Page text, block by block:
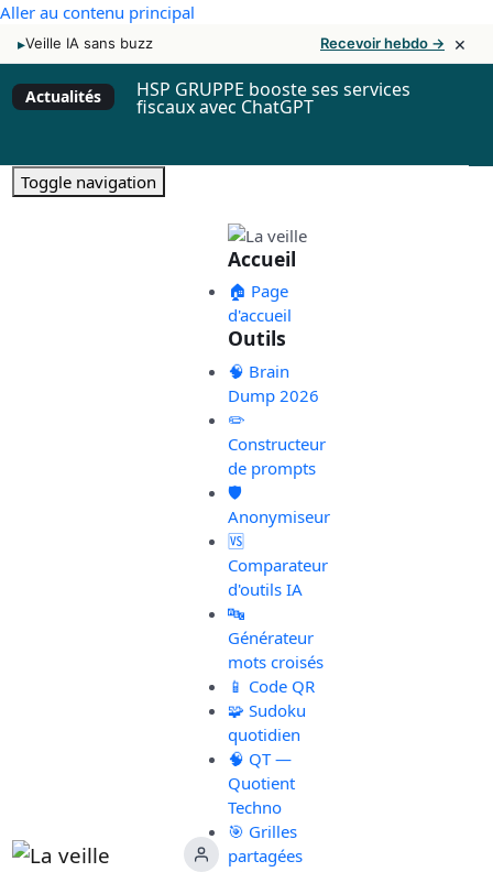
Aller au contenu principal
▸Veille IA sans buzz Recevoir hebdo → ×
Actualités HSP GRUPPE booste ses services
fiscaux avec ChatGPT
Toggle navigation
Accueil
🏠 Page
d'accueil
Outils
🧠 Brain
Dump 2026
✏️
Constructeur
de prompts
🛡️
Anonymiseur
🆚
Comparateur
d'outils IA
🔤
Générateur
mots croisés
📱 Code QR
🧩 Sudoku
quotidien
🧠 QT —
Quotient
Techno
🎯 Grilles
partagées